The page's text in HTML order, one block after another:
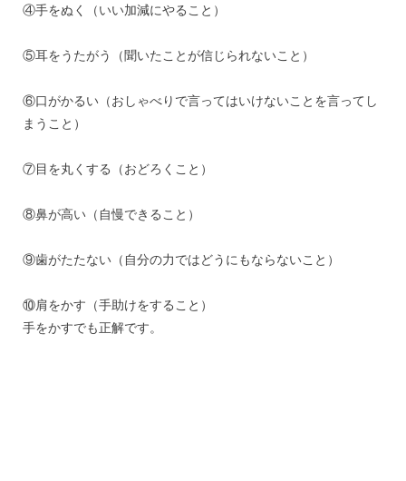
④手をぬく（いい加減にやること）
⑤耳をうたがう（聞いたことが信じられないこと）
⑥口がかるい（おしゃべりで言ってはいけないことを言ってし
まうこと）
⑦目を丸くする（おどろくこと）
⑧鼻が高い（自慢できること）
⑨歯がたたない（自分の力ではどうにもならないこと）
⑩肩をかす（手助けをすること）
手をかすでも正解です。